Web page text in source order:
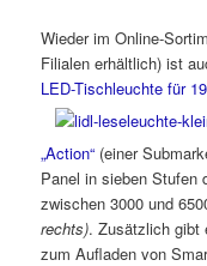
Wieder im Online-
Filialen erhältlich) ist
LED-Tischleuchte für
„Action“ (einer
Panel in sieben Stufen
zwischen 3000 und
rechts). Zusätzlich gibt
zum Aufladen von